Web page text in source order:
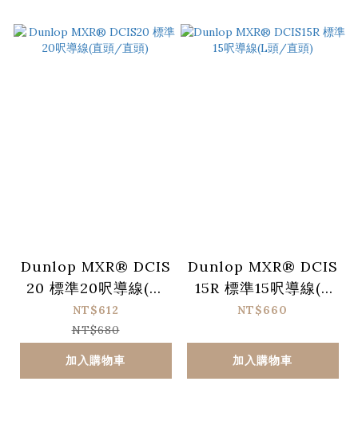
Dunlop MXR® DCIS
20 標準20呎導線(直
頭/直頭)
NT$612
NT$680
加入購物車
Dunlop MXR® DCIS
15R 標準15呎導線(L
頭/直頭)
NT$660
加入購物車